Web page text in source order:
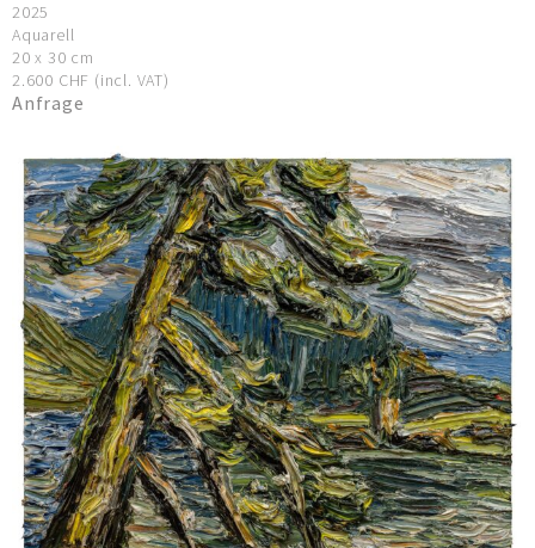
2025
Aquarell
20 x 30 cm
2.600 CHF (incl. VAT)
Anfrage